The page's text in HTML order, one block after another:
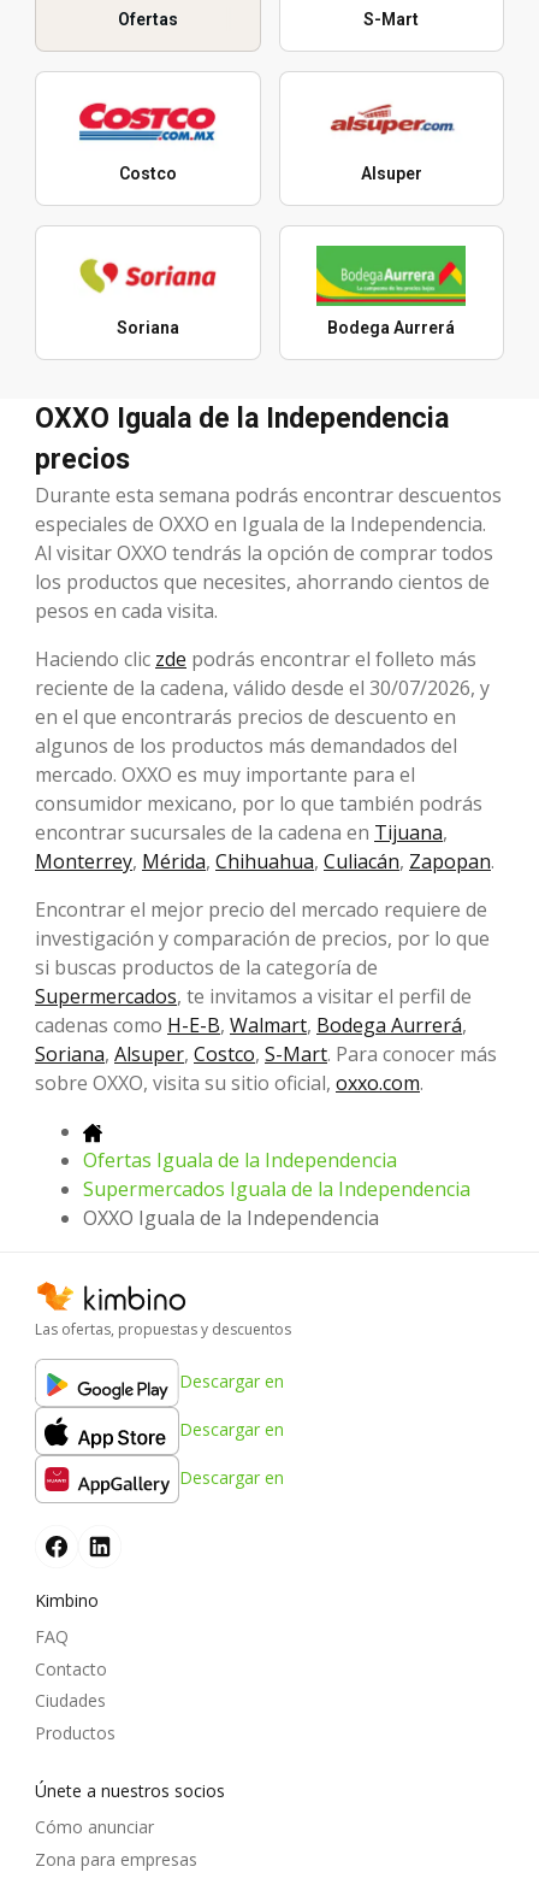
Ofertas S-Mart
Costco Alsuper
Soriana Bodega Aurrerá
OXXO Iguala de la Independencia
precios
Durante esta semana podrás encontrar descuentos
especiales de OXXO en Iguala de la Independencia.
Al visitar OXXO tendrás la opción de comprar todos
los productos que necesites, ahorrando cientos de
pesos en cada visita.
Haciendo clic zde podrás encontrar el folleto más
reciente de la cadena, válido desde el 30/07/2026, y
en el que encontrarás precios de descuento en
algunos de los productos más demandados del
mercado. OXXO es muy importante para el
consumidor mexicano, por lo que también podrás
encontrar sucursales de la cadena en Tijuana,
Monterrey, Mérida, Chihuahua, Culiacán, Zapopan.
Encontrar el mejor precio del mercado requiere de
investigación y comparación de precios, por lo que
si buscas productos de la categoría de
Supermercados, te invitamos a visitar el perfil de
cadenas como H-E-B, Walmart, Bodega Aurrerá,
Soriana, Alsuper, Costco, S-Mart. Para conocer más
sobre OXXO, visita su sitio oficial, oxxo.com.
Ofertas Iguala de la Independencia
Supermercados Iguala de la Independencia
OXXO Iguala de la Independencia
Las ofertas, propuestas y descuentos
Descargar en
Descargar en
Descargar en
Kimbino
FAQ
Contacto
Ciudades
Productos
Únete a nuestros socios
Cómo anunciar
Zona para empresas